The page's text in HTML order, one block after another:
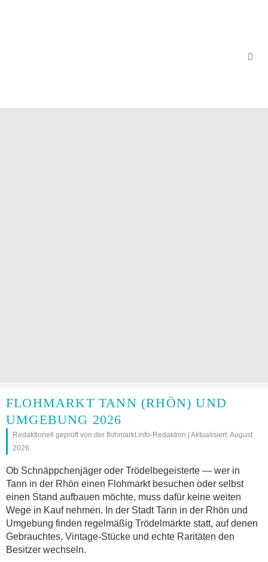
FLOHMARKT TANN (RHÖN) UND
UMGEBUNG 2026
Redaktionell geprüft von der flohmarkt.info-Redaktion | Aktualisiert: August
2026
Ob Schnäppchenjäger oder Trödelbegeisterte — wer in
Tann in der Rhön einen Flohmarkt besuchen oder selbst
einen Stand aufbauen möchte, muss dafür keine weiten
Wege in Kauf nehmen. In der Stadt Tann in der Rhön und
Umgebung finden regelmäßig Trödelmärkte statt, auf denen
Gebrauchtes, Vintage-Stücke und echte Raritäten den
Besitzer wechseln.